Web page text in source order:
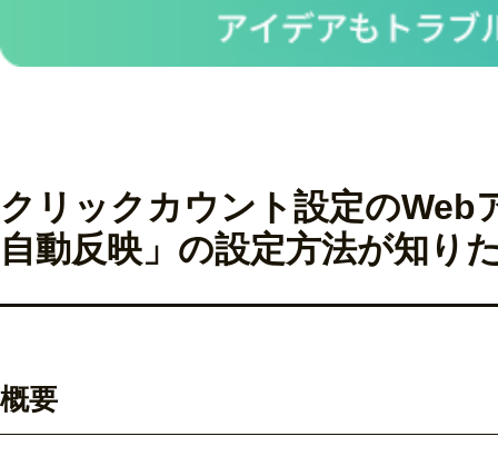
クリックカウント設定のWeb
自動反映」の設定方法が知り
概要